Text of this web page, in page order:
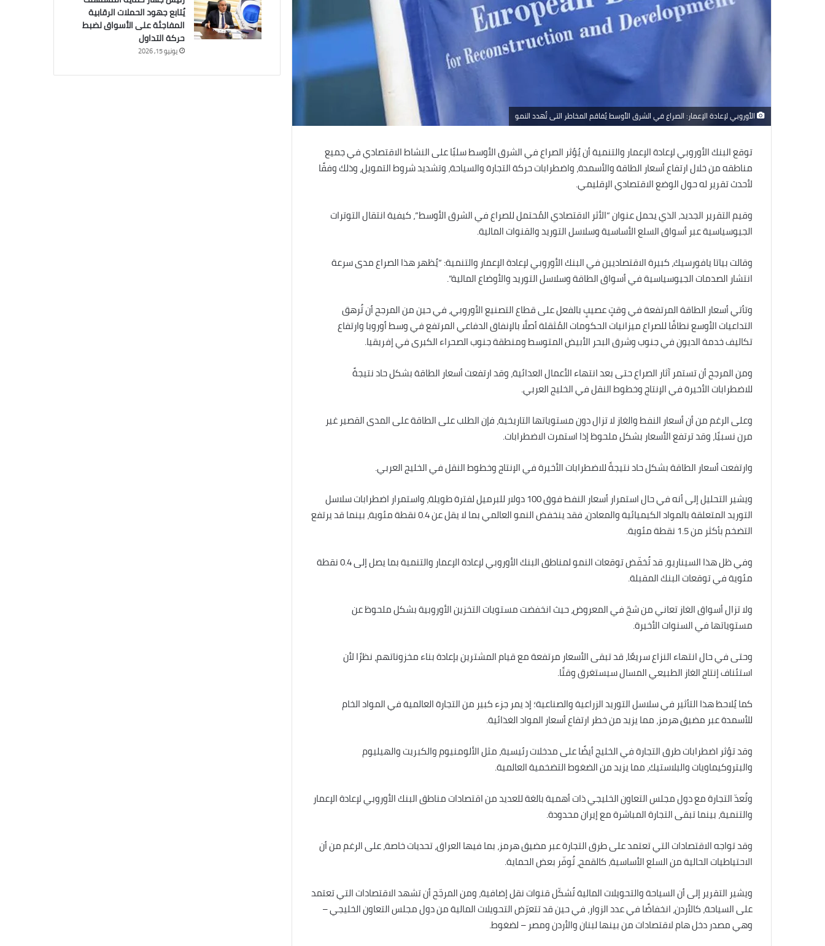
الأوروبي لإعادة الإعمار: الصراع في الشرق الأوسط يُفاقم المخاطر التى تُهدد النمو
توقع البنك الأوروبي لإعادة الإعمار والتنمية أن يُؤثر الصراع في الشرق الأوسط سلبًا على النشاط الاقتصادي في جميع
مناطقه من خلال ارتفاع أسعار الطاقة والأسمدة، واضطرابات حركة التجارة والسياحة، وتشديد شروط التمويل، وذلك وفقًا
لأحدث تقرير له حول الوضع الاقتصادي الإقليمي.
وقيم التقرير الجديد، الذي يحمل عنوان “الأثر الاقتصادي المُحتمل للصراع في الشرق الأوسط”، كيفية انتقال التوترات
الجيوسياسية عبر أسواق السلع الأساسية وسلاسل التوريد والقنوات المالية.
وقالت بياتا يافورسيك، كبيرة الاقتصاديين في البنك الأوروبي لإعادة الإعمار والتنمية: “يُظهر هذا الصراع مدى سرعة
انتشار الصدمات الجيوسياسية في أسواق الطاقة وسلاسل التوريد والأوضاع المالية”.
وتأتي أسعار الطاقة المرتفعة في وقتٍ عصيبٍ بالفعل على قطاع التصنيع الأوروبي، في حين من المرجح أن تُرهق
التداعيات الأوسع نطاقًا للصراع ميزانيات الحكومات المُثقلة أصلًا بالإنفاق الدفاعي المرتفع في وسط أوروبا وارتفاع
تكاليف خدمة الديون في جنوب وشرق البحر الأبيض المتوسط ​​ومنطقة جنوب الصحراء الكبرى في إفريقيا.
ومن المرجح أن تستمر آثار الصراع حتى بعد انتهاء الأعمال العدائية، وقد ارتفعت أسعار الطاقة بشكل حاد نتيجةً
للاضطرابات الأخيرة في الإنتاج وخطوط النقل في الخليج العربي.
وعلى الرغم من أن أسعار النفط والغاز لا تزال دون مستوياتها التاريخية، فإن الطلب على الطاقة على المدى القصير غير
مرن نسبيًا، وقد ترتفع الأسعار بشكل ملحوظ إذا استمرت الاضطرابات.
وارتفعت أسعار الطاقة بشكل حاد نتيجةً للاضطرابات الأخيرة في الإنتاج وخطوط النقل في الخليج العربي.
ويشير التحليل إلى أنه في حال استمرار أسعار النفط فوق 100 دولار للبرميل لفترة طويلة، واستمرار اضطرابات سلاسل
التوريد المتعلقة بالمواد الكيميائية والمعادن، فقد ينخفض ​​النمو العالمي بما لا يقل عن 0.4 نقطة مئوية، بينما قد يرتفع
التضخم بأكثر من 1.5 نقطة مئوية.
وفي ظل هذا السيناريو، قد تُخفّض توقعات النمو لمناطق البنك الأوروبي لإعادة الإعمار والتنمية بما يصل إلى 0.4 نقطة
مئوية في توقعات البنك المقبلة.
ولا تزال أسواق الغاز تعاني من شحّ في المعروض، حيث انخفضت مستويات التخزين الأوروبية بشكل ملحوظ عن
مستوياتها في السنوات الأخيرة.
وحتى في حال انتهاء النزاع سريعًا، قد تبقى الأسعار مرتفعة مع قيام المشترين بإعادة بناء مخزوناتهم، نظرًا لأن
استئناف إنتاج الغاز الطبيعي المسال سيستغرق وقتًا.
كما يُلاحظ هذا التأثير في سلاسل التوريد الزراعية والصناعية؛ إذ يمر جزء كبير من التجارة العالمية في المواد الخام
للأسمدة عبر مضيق هرمز، مما يزيد من خطر ارتفاع أسعار المواد الغذائية.
وقد تؤثر اضطرابات طرق التجارة في الخليج أيضًا على مدخلات رئيسية، مثل الألومنيوم والكبريت والهيليوم
والبتروكيماويات والبلاستيك، مما يزيد من الضغوط التضخمية العالمية.
وتُعدّ التجارة مع دول مجلس التعاون الخليجي ذات أهمية بالغة للعديد من اقتصادات مناطق البنك الأوروبي لإعادة الإعمار
والتنمية، بينما تبقى التجارة المباشرة مع إيران محدودة.
وقد تواجه الاقتصادات التي تعتمد على طرق التجارة عبر مضيق هرمز، بما فيها العراق، تحديات خاصة، على الرغم من أن
الاحتياطيات الحالية من السلع الأساسية، كالقمح، تُوفّر بعض الحماية.
ويشير التقرير إلى أن السياحة والتحويلات المالية تُشكّل قنوات نقل إضافية، ومن المرجّح أن تشهد الاقتصادات التي تعتمد
على السياحة، كالأردن، انخفاضًا في عدد الزوار، في حين قد تتعرّض التحويلات المالية من دول مجلس التعاون الخليجي –
وهي مصدر دخل هام لاقتصادات من بينها لبنان والأردن ومصر – لضغوط.
يُتابع جهود الحملات الرقابية
المفاجئة على الأسواق لضبط
حركة التداول
يونيو 15, 2026